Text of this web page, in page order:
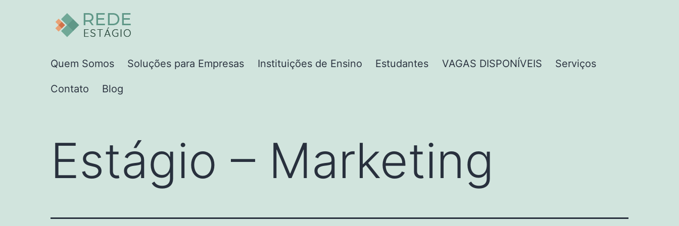
Estágio
Quem Somos Soluções para Empresas Instituições de Ensino Estudantes VAGAS DISPONÍVEIS Serviços
Contato Blog
Estágio – Marketing